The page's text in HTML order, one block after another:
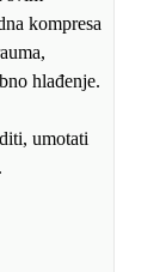
kompresa
hlađenje.
umotati